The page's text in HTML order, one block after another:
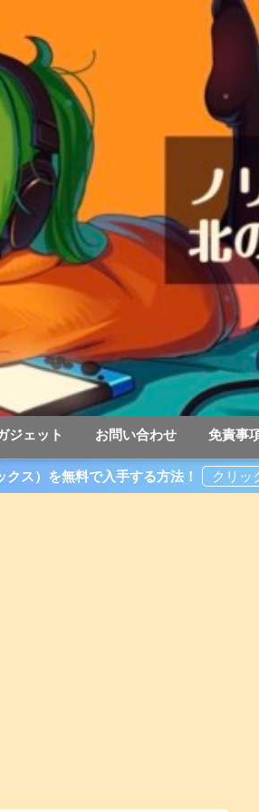
ジェット お問い合わせ 免責事
ス）を無料で入手する方法！